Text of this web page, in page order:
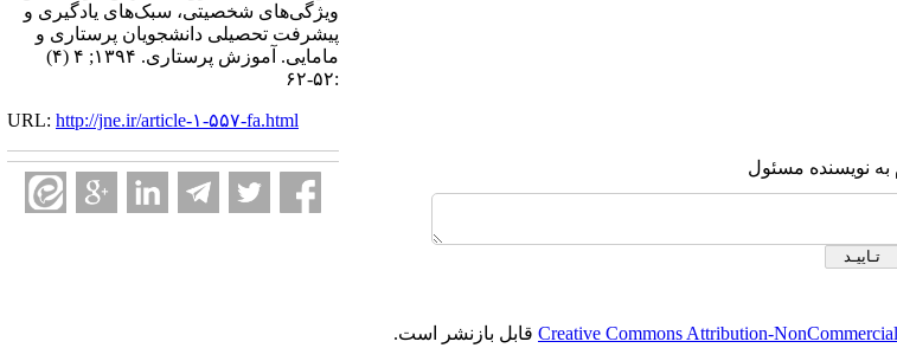
به نویسنده مسئول
ویژگی‌های شخصیتی، سبک‌های یادگیری و
پیشرفت تحصیلی دانشجویان پرستاری و
مامایی. آموزش پرستاری. ۱۳۹۴; ۴ (۴)
:۵۲-۶۲
URL: http://jne.ir/article-۱-۵۵۷-fa.html
Creative Commons Attribution- قابل بازنشر است.